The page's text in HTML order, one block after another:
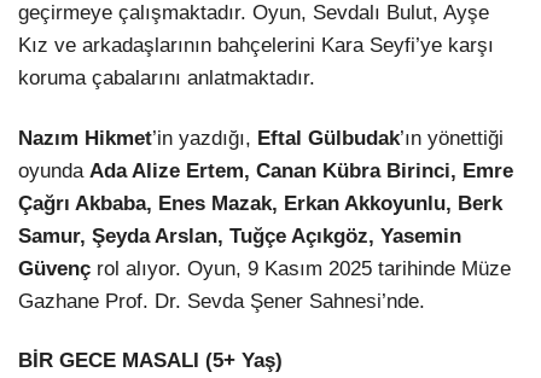
geçirmeye çalışmaktadır. Oyun, Sevdalı Bulut, Ayşe
Kız ve arkadaşlarının bahçelerini Kara Seyfi’ye karşı
koruma çabalarını anlatmaktadır.
Nazım Hikmet’in yazdığı, Eftal Gülbudak’ın yönettiği
oyunda Ada Alize Ertem, Canan Kübra Birinci, Emre
Çağrı Akbaba, Enes Mazak, Erkan Akkoyunlu, Berk
Samur, Şeyda Arslan, Tuğçe Açıkgöz, Yasemin
Güvenç rol alıyor. Oyun, 9 Kasım 2025 tarihinde Müze
Gazhane Prof. Dr. Sevda Şener Sahnesi’nde.
BİR GECE MASALI (5+ Yaş)